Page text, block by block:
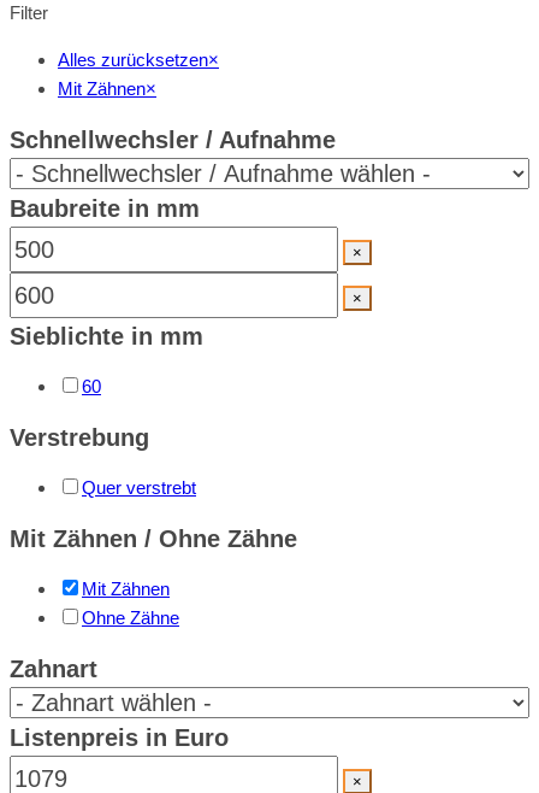
Filter
Alles zurücksetzen×
Mit Zähnen×
Schnellwechsler / Aufnahme
Baubreite in mm
×
×
Sieblichte in mm
60
Verstrebung
Quer verstrebt
Mit Zähnen / Ohne Zähne
Mit Zähnen
Ohne Zähne
Zahnart
Listenpreis in Euro
×